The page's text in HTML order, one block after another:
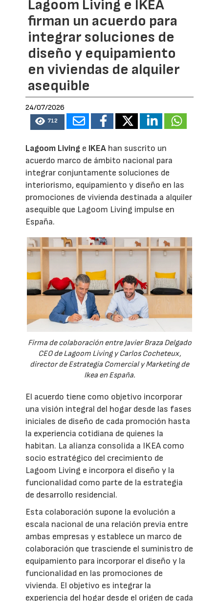
Lagoom Living e IKEA
firman un acuerdo para
integrar soluciones de
diseño y equipamiento
en viviendas de alquiler
asequible
24/07/2026
712
Lagoom Living e IKEA han suscrito un
acuerdo marco de ámbito nacional para
integrar conjuntamente soluciones de
interiorismo, equipamiento y diseño en las
promociones de vivienda destinada a alquiler
asequible que Lagoom Living impulse en
España.
Firma de colaboración entre Javier Braza Delgado
CEO de Lagoom Living y Carlos Cocheteux,
director de Estrategia Comercial y Marketing de
Ikea en España.
El acuerdo tiene como objetivo incorporar
una visión integral del hogar desde las fases
iniciales de diseño de cada promoción hasta
la experiencia cotidiana de quienes la
habitan. La alianza consolida a IKEA como
socio estratégico del crecimiento de
Lagoom Living e incorpora el diseño y la
funcionalidad como parte de la estrategia
de desarrollo residencial.
Esta colaboración supone la evolución a
escala nacional de una relación previa entre
ambas empresas y establece un marco de
colaboración que trasciende el suministro de
equipamiento para incorporar el diseño y la
funcionalidad en las promociones de
vivienda. El objetivo es integrar la
experiencia del hogar desde el origen de cada